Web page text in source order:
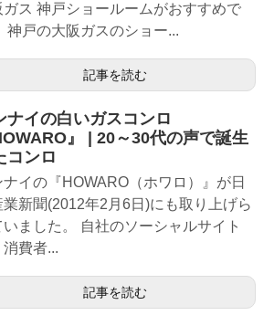
ガス 神戸ショールームがおすすめで
神戸の大阪ガスのショー...
記事を読む
ナイの白いガスコンロ
』 | 20～30代の声で誕生
コンロ
ナイの『HOWARO（ホワロ）』が日
業新聞(2012年2月6日)にも取り上げら
いました。 自社のソーシャルサイト
消費者...
記事を読む